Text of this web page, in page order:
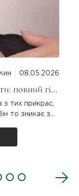
08.05.2026
повний гід
то зникає з
узявся і як